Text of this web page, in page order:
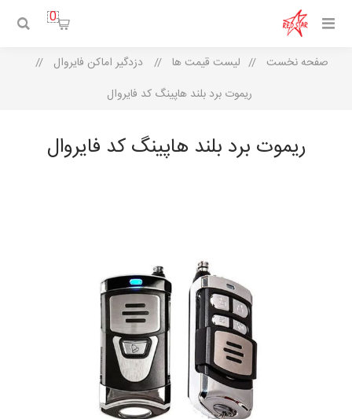
0
صفحه نخست / لیست قیمت ها / دزدگیر اماکن فایروال
/
ریموت برد بلند هاپینگ کد فایروال
ریموت برد بلند هاپینگ کد فایروال